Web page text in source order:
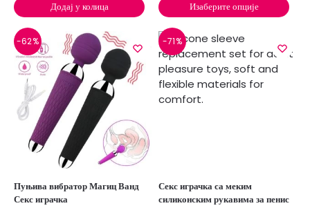
Додај у колица Изаберите опције
-62%
Пуњива вибратор Магиц Ванд
Секс играчка
-71%
Секс играчка са меким
силиконским рукавима за пенис